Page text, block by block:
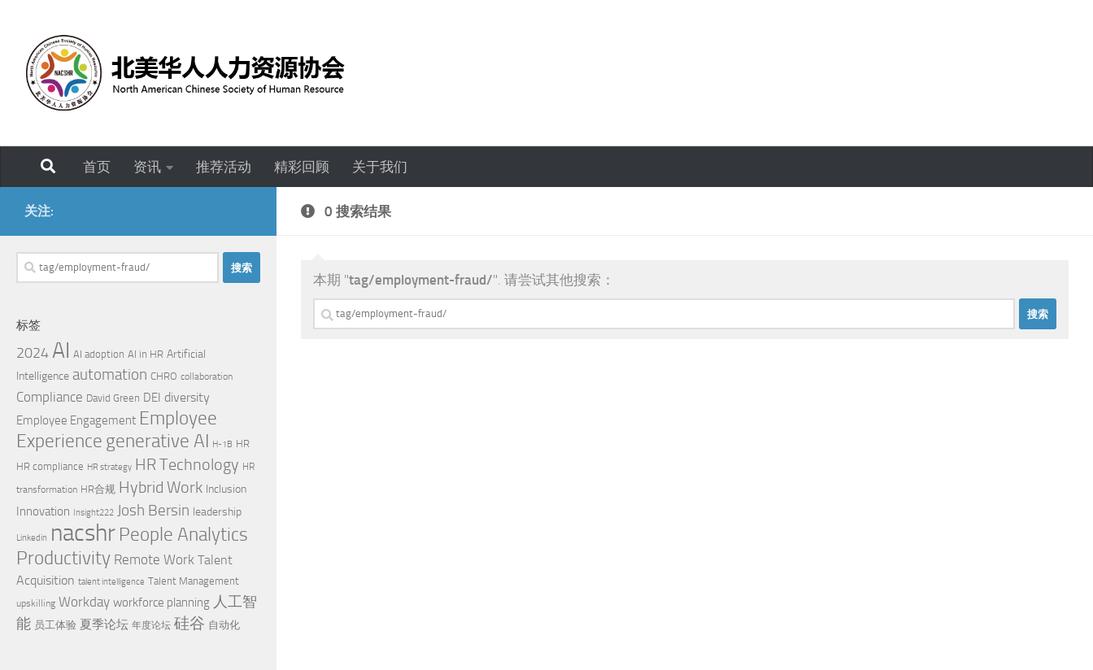
首页 资讯 推荐活动 精彩回顾 关于我们
0 搜索结果
本期 "tag/employment-fraud/". 请尝试其他搜索：
搜
索：
关注:
搜
索：
标签
2024 AI AI adoption AI in HR Artificial
Intelligence automation CHRO collaboration
Compliance David Green DEI diversity
Employee Engagement Employee
Experience generative AI H-1B HR
HR compliance HR strategy HR Technology HR
transformation HR合规 Hybrid Work Inclusion
Innovation Insight222 Josh Bersin leadership
Linkedin nacshr People Analytics
Productivity Remote Work Talent
Acquisition talent intelligence Talent Management
upskilling Workday workforce planning 人工智
能 员工体验 夏季论坛 年度论坛 硅谷 自动化